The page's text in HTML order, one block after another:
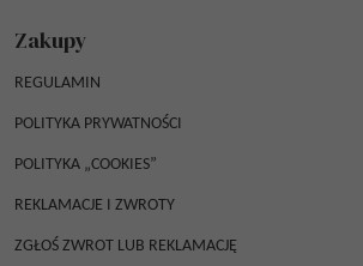
Zakupy
REGULAMIN
POLITYKA PRYWATNOŚCI
POLITYKA „COOKIES”
REKLAMACJE I ZWROTY
ZGŁOŚ ZWROT LUB REKLAMACJĘ